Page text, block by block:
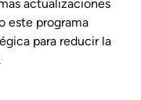
actualizaciones
este programa
para reducir la